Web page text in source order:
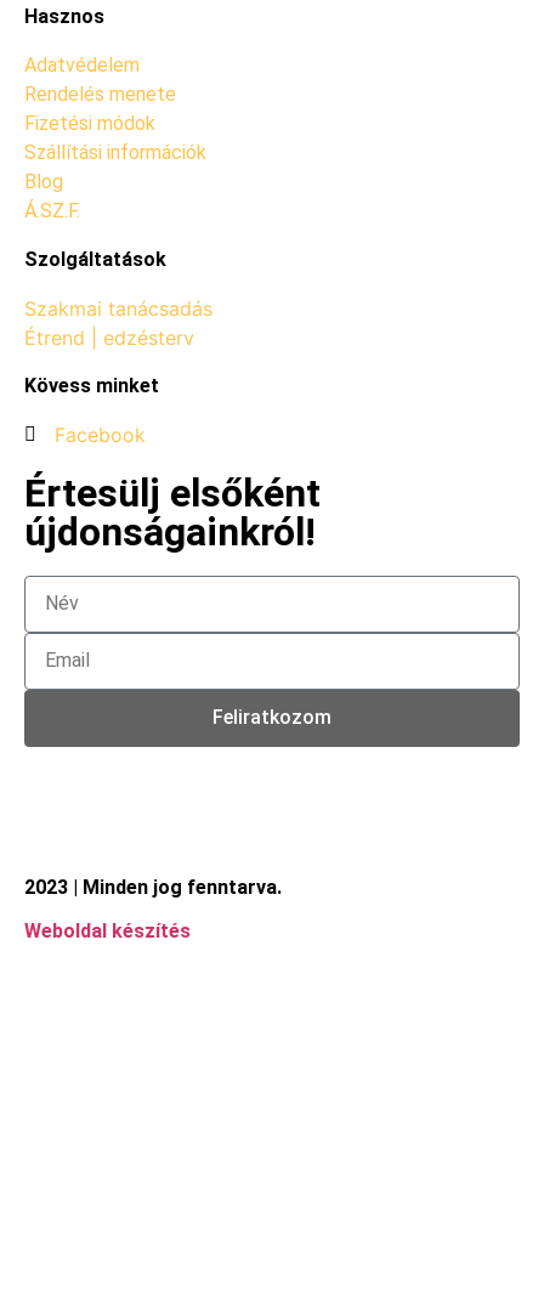
Hasznos
Adatvédelem
Rendelés menete
Fizetési módok
Szállítási információk
Blog
Á.SZ.F.
Szolgáltatások
Szakmai tanácsadás
Étrend | edzésterv
Kövess minket
Facebook
Értesülj elsőként
újdonságainkról!
Feliratkozom
2023 | Minden jog fenntarva.
Weboldal készítés